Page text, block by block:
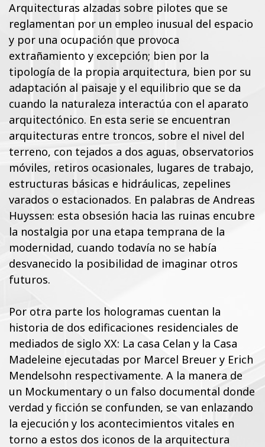
Arquitecturas alzadas sobre pilotes que se
reglamentan por un empleo inusual del espacio
y por una ocupación que provoca
extrañamiento y excepción; bien por la
tipología de la propia arquitectura, bien por su
adaptación al paisaje y el equilibrio que se da
cuando la naturaleza interactúa con el aparato
arquitectónico. En esta serie se encuentran
arquitecturas entre troncos, sobre el nivel del
terreno, con tejados a dos aguas, observatorios
móviles, retiros ocasionales, lugares de trabajo,
estructuras básicas e hidráulicas, zepelines
varados o estacionados. En palabras de Andreas
Huyssen: esta obsesión hacia las ruinas encubre
la nostalgia por una etapa temprana de la
modernidad, cuando todavía no se había
desvanecido la posibilidad de imaginar otros
futuros.
Por otra parte los hologramas cuentan la
historia de dos edificaciones residenciales de
mediados de siglo XX: La casa Celan y la Casa
Madeleine ejecutadas por Marcel Breuer y Erich
Mendelsohn respectivamente. A la manera de
un Mockumentary o un falso documental donde
verdad y ficción se confunden, se van enlazando
la ejecución y los acontecimientos vitales en
torno a estos dos iconos de la arquitectura